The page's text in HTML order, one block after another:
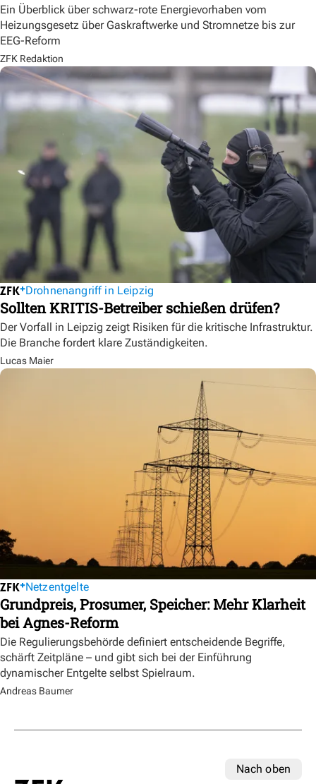
Ein Überblick über schwarz-rote Energievorhaben vom
Heizungsgesetz über Gaskraftwerke und Stromnetze bis zur
EEG-Reform
ZFK Redaktion
Drohnenangriff in Leipzig
Sollten KRITIS-Betreiber schießen drüfen?
Der Vorfall in Leipzig zeigt Risiken für die kritische Infrastruktur.
Die Branche fordert klare Zuständigkeiten.
Lucas Maier
Netzentgelte
Grundpreis, Prosumer, Speicher: Mehr Klarheit
bei Agnes-Reform
Die Regulierungsbehörde definiert entscheidende Begriffe,
schärft Zeitpläne – und gibt sich bei der Einführung
dynamischer Entgelte selbst Spielraum.
Andreas Baumer
Nach oben